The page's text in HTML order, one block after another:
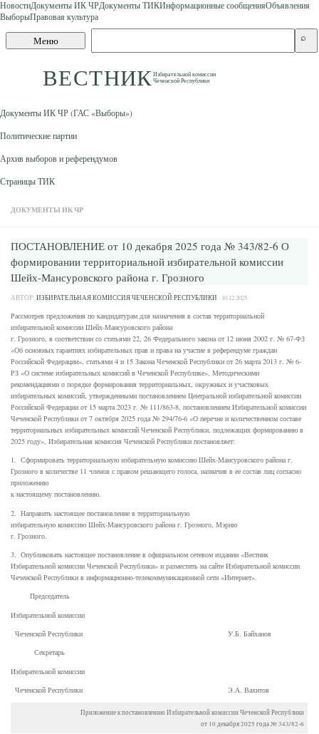
Skip to content
НовостиДокументы ИК ЧРДокументы ТИКИнформационные сообщенияОбъявления
ВыборыПравовая культура
Меню
ВЕСТНИКИзбирательной комиссии
Чеченской Республики
сайту
⌕
Документы ИК ЧР (ГАС «Выборы»)
Политические партии
Архив выборов и референдумов
Страницы ТИК
ДОКУМЕНТЫ ИК ЧР
ПОСТАНОВЛЕНИЕ от 10 декабря 2025 года № 343/82-6 О
формировании территориальной избирательной комиссии
Шейх-Мансуровского района г. Грозного
АВТОР: ИЗБИРАТЕЛЬНАЯ КОМИССИЯ ЧЕЧЕНСКОЙ РЕСПУБЛИКИ · 10.12.2025
Рассмотрев предложения по кандидатурам для назначения в состав территориальной
избирательной комиссии Шейх-Мансуровского района
г. Грозного, в соответствии со статьями 22, 26 Федерального закона от 12 июня 2002 г. № 67-ФЗ
«Об основных гарантиях избирательных прав и права на участие в референдуме граждан
Российской Федерации», статьями 4 и 15 Закона Чеченской Республики от 26 марта 2013 г. № 6-
РЗ «О системе избирательных комиссий в Чеченской Республике», Методическими
рекомендациями о порядке формирования территориальных, окружных и участковых
избирательных комиссий, утвержденными постановлением Центральной избирательной комиссии
Российской Федерации от 15 марта 2023 г. № 111/863-8, постановлением Избирательной комиссии
Чеченской Республики от 7 октября 2025 года № 294/76-6 «О перечне и количественном составе
территориальных избирательных комиссий Чеченской Республики, подлежащих формированию в
2025 году», Избирательная комиссия Чеченской Республики постановляет:
1. Сформировать территориальную избирательную комиссию Шейх-Мансуровского района г.
Грозного в количестве 11 членов с правом решающего голоса, назначив в ее состав лиц согласно
приложению
к настоящему постановлению.
2. Направить настоящее постановление в территориальную
избирательную комиссию Шейх-Мансуровского района г. Грозного, Мэрию
г. Грозного.
3. Опубликовать настоящее постановление в официальном сетевом издании «Вестник
Избирательной комиссии Чеченской Республики» и разместить на сайте Избирательной комиссии
Чеченской Республики в информационно-телекоммуникационной сети «Интернет».
Председатель
Избирательной комиссии
Чеченской Республики У.Б. Байханов
Секретарь
Избирательной комиссии
Чеченской Республики Э.А. Вахитов
Приложение к постановлению Избирательной комиссии Чеченской Республики
от 10 декабря 2025 года № 343/82-6